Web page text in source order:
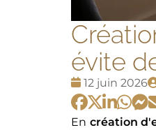
évite
Date
:
12 juin 2026
En création